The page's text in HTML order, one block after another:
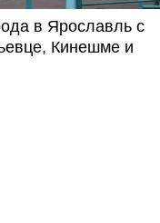
в Ярославль с
Кинешме и